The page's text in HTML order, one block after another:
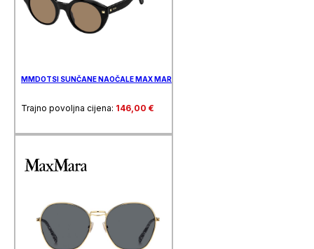
MMDOTSI SUNČANE NAOČALE MAX MARA
Trajno povoljna cijena: 146,00 €